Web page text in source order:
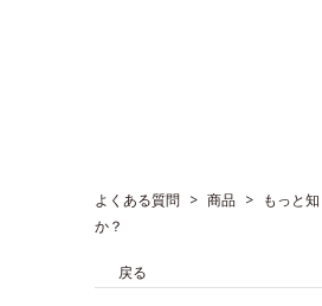
よくある質問 > 商品 > もっと
か？
戻る